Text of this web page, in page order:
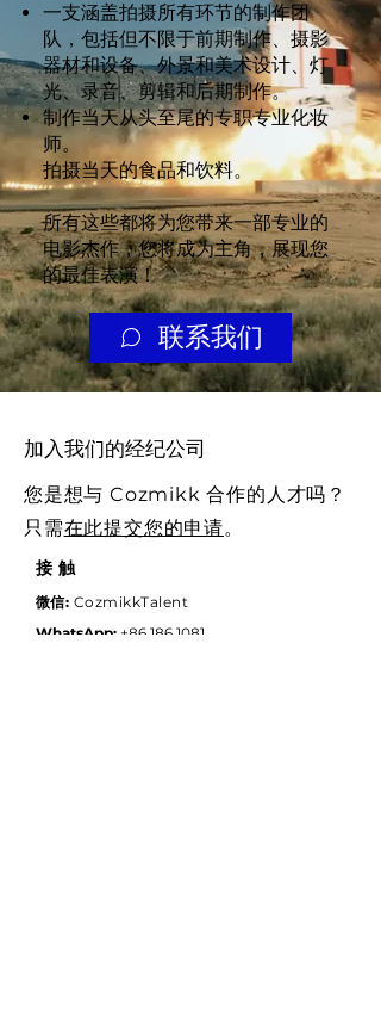
一支涵盖拍摄所有环节的制作团
队，包括但不限于前期制作、摄影
器材和设备、外景和美术设计、灯
光、录音、剪辑和后期制作。
制作当天从头至尾的专职专业化妆
师。
拍摄当天的食品和饮料。
所有这些都将为您带来一部专业的
电影杰作，您将成为主角，展现您
的最佳表演！
联系我们
​加入我们的经纪公司
您是想与 Cozmikk 合作的人才吗？
只需在此提交您的申请。
接触
微信: CozmikkTalent
WhatsApp: +86 186 1081